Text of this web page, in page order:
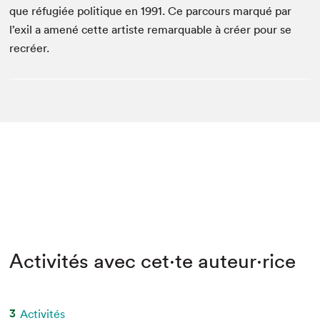
que réfugiée politique en 1991. Ce parcours marqué par
l’exil a amené cette artiste remarquable à créer pour se
recréer.
Activités avec cet·te auteur·rice
3 Activités